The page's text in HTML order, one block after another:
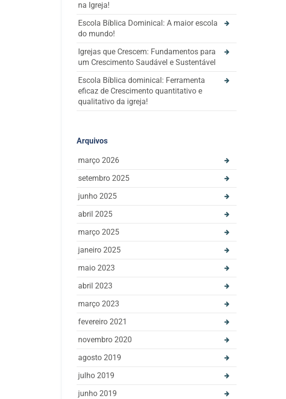
na Igreja!
Escola Bíblica Dominical: A maior escola
do mundo!
Igrejas que Crescem: Fundamentos para
um Crescimento Saudável e Sustentável
Escola Bíblica dominical: Ferramenta
eficaz de Crescimento quantitativo e
qualitativo da igreja!
Arquivos
março 2026
setembro 2025
junho 2025
abril 2025
março 2025
janeiro 2025
maio 2023
abril 2023
março 2023
fevereiro 2021
novembro 2020
agosto 2019
julho 2019
junho 2019